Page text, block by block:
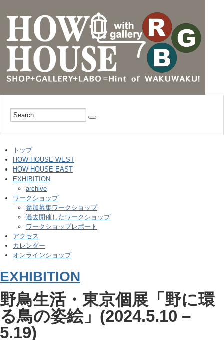
トップ
HOW HOUSE WEST
HOW HOUSE EAST
EXHIBITION
archive
ワークショップ
参加募集ワークショップ
過去開催したワークショップ
ワークショップレポート
アクセス
カレンダー
オンラインショップ
EXHIBITION
野鳥生活・東京個展「野に環
る鳥の姿絵」(2024.5.10 –
5.19)